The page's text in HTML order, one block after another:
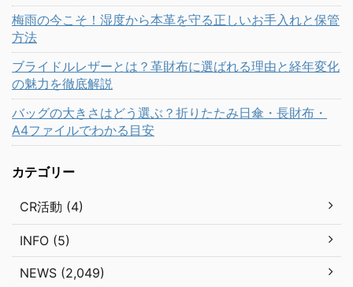
梅雨の今こそ！湿度から本革を守る正しいお手入れと保管
方法
ブライドルレザーとは？革財布に選ばれる理由と経年変化
の魅力を徹底解説
バッグの大きさはどう選ぶ？折りたたみ日傘・長財布・
A4ファイルでわかる目安
カテゴリー
CR活動 (4)
INFO (5)
NEWS (2,049)